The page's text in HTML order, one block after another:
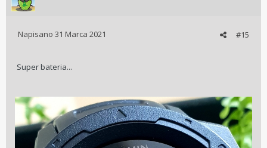
#15
Napisano 31 Marca 2021
Super bateria...